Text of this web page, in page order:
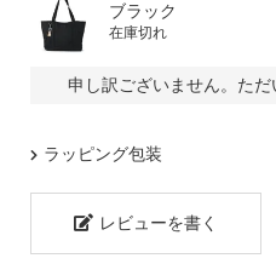
トラベルウォレット
名刺入れ・カードケース
キーケース
ブラック
在庫切れ
申し訳ございません。ただ
ラッピング包装
レビューを書く